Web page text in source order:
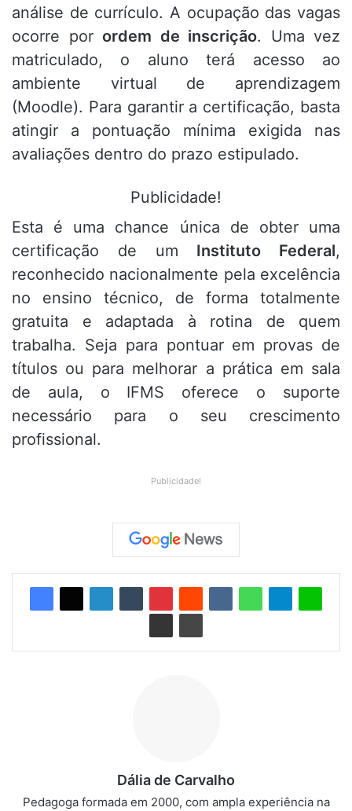
análise de currículo. A ocupação das vagas
ocorre por ordem de inscrição. Uma vez
matriculado, o aluno terá acesso ao
ambiente virtual de aprendizagem
(Moodle). Para garantir a certificação, basta
atingir a pontuação mínima exigida nas
avaliações dentro do prazo estipulado.
Publicidade!
Esta é uma chance única de obter uma
certificação de um Instituto Federal,
reconhecido nacionalmente pela excelência
no ensino técnico, de forma totalmente
gratuita e adaptada à rotina de quem
trabalha. Seja para pontuar em provas de
títulos ou para melhorar a prática em sala
de aula, o IFMS oferece o suporte
necessário para o seu crescimento
profissional.
Publicidade!
Dália de Carvalho
Pedagoga formada em 2000, com ampla experiência na